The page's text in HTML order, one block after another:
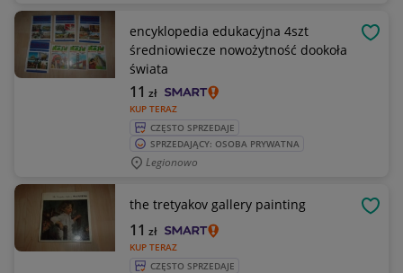
encyklopedia edukacyjna 4szt
średniowiecze nowożytność dookoła
świata
KUP TERAZ
11 zł
CZĘSTO SPRZEDAJE
SPRZEDAJĄCY: OSOBA PRYWATNA
Legionowo
the tretyakov gallery painting
KUP TERAZ
11 zł
CZĘSTO SPRZEDAJE